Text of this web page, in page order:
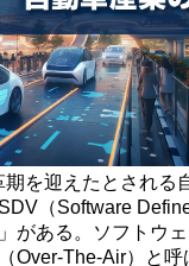
を迎えたとされる
（Software
がある。ソフトウ
Over-The-Air）と